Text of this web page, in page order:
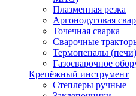
Плазменная резка
Аргонодуговая
Точечная сварка
Сварочные
Термопеналы
Газосварочное
Крепёжный инструмент
Степлеры ручные